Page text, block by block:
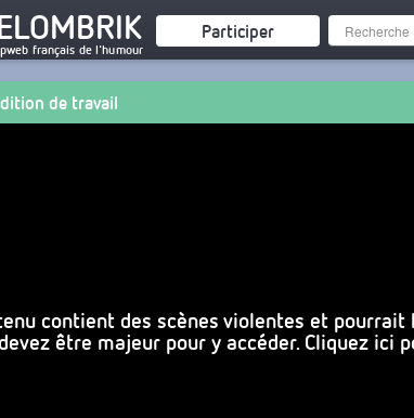
français de l'humour
Participer
de travail
contient des scènes violentes et
être majeur pour y accéder. Cliquez ici